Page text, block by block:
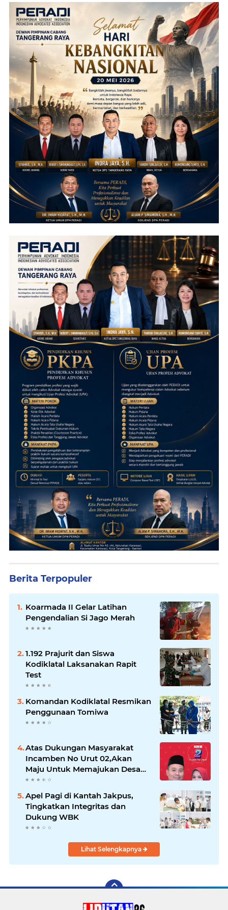
Berita Terpopuler
Koarmada II Gelar Latihan
Pengendalian Si Jago Merah
1.192 Prajurit dan Siswa
Kodiklatal Laksanakan Rapit
Test
Komandan Kodiklatal Resmikan
Penggunaan Tomiwa
Atas Dukungan Masyarakat
Incamben No Urut 02,Akan
Maju Untuk Memajukan Desa
Tegal Kunir Kidul
Apel Pagi di Kantah Jakpus,
Tingkatkan Integritas dan
Dukung WBK
Lihat Selengkapnya